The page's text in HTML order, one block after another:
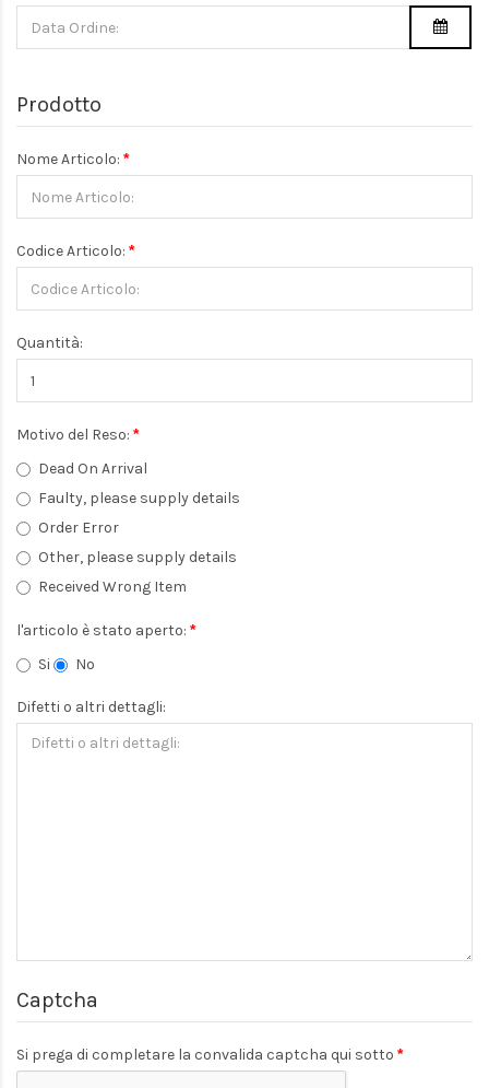
Prodotto
Nome Articolo:
Codice Articolo:
Quantità:
Motivo del Reso:
Dead On Arrival
Faulty, please supply details
Order Error
Other, please supply details
Received Wrong Item
l'articolo è stato aperto:
Si
No
Difetti o altri dettagli:
Captcha
Si prega di completare la convalida captcha qui sotto